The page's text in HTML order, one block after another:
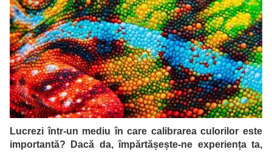
Lucrezi într-un mediu în care calibrarea culorilor este
importantă? Dacă da, împărtășește-ne experiența ta,